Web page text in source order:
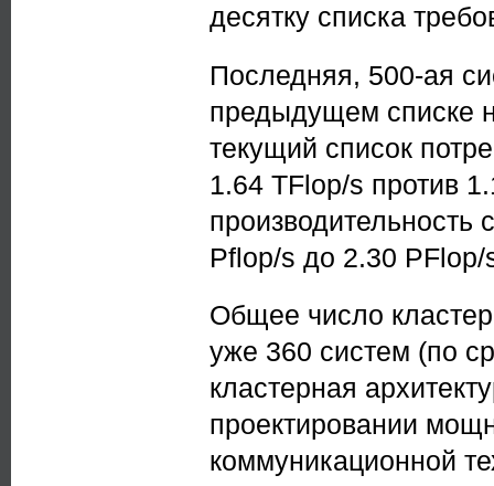
десятку списка
Последняя, 500-ая
предыдущем списке
текущий список
1.64 TFlop/s против
производительность
Pflop/s до 2.30 PFlop/
Общее число
уже 360 систем (по
кластерная
проектировании
коммуникационной